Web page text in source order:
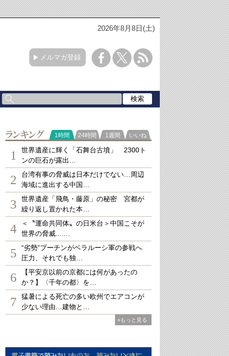
2026年8月8日(土)
メルマガ登録
ランキング
1時間 24時間 1週間 いいね
1
世界遺産に輝く「石舞台古墳」 2300ト
ンの巨石が露出…
2
台湾有事の脅威は日本だけでない…周辺
海域に進出する中国…
3
世界遺産「飛鳥・藤原」の秘密 宮都が
繰り返し置かれた本…
4
＜〝運命共同体〟の日米台＞中国こそが
世界の脅威....…
5
“劣勢”プーチンがベラルーシ軍の参戦へ
圧力、それでも独…
6
【平安京以前の京都には何があったの
か？】〈千年の都〉を…
7
猛暑による死亡の多い欧州でエアコンが
少ない理由…建物と…
»もっと見る